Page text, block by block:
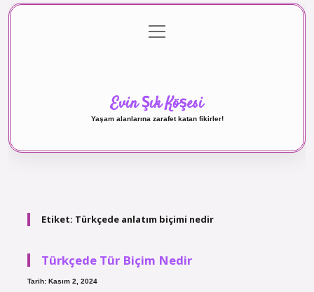
Gizlilik Politikası
menüyü
aç
Evin Şık Köşesi
Yaşam alanlarına zarafet katan fikirler!
Etiket: Türkçede anlatım biçimi nedir
Türkçede Tür Biçim Nedir
Tarih: Kasım 2, 2024